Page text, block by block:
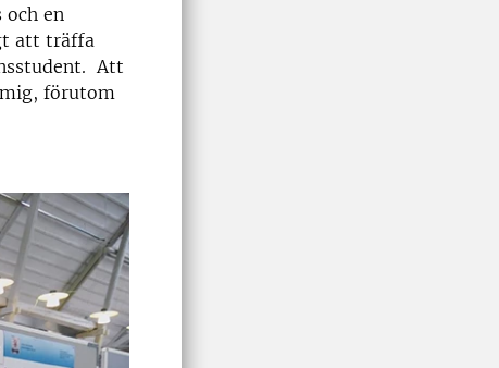
och en
att träffa
Att
förutom